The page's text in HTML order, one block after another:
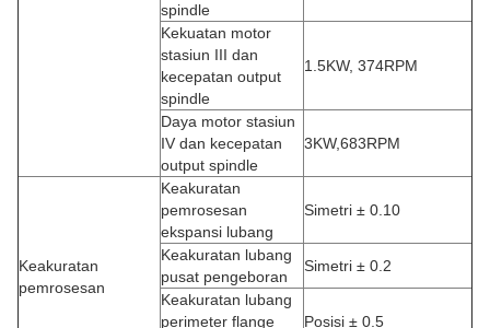
spindle
Kekuatan motor
stasiun III dan
kecepatan output
spindle
1.5KW, 374RPM
Daya motor stasiun
IV dan kecepatan
output spindle
3KW,683RPM
Keakuratan
pemrosesan
Keakuratan
pemrosesan
ekspansi lubang
Simetri ± 0.10
Keakuratan lubang
pusat pengeboran
Simetri ± 0.2
Keakuratan lubang
perimeter flange
Posisi ± 0.5